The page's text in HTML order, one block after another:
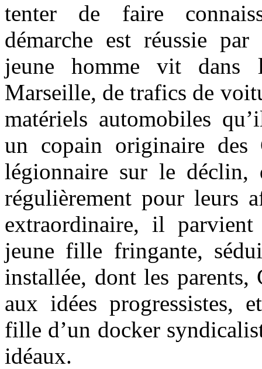
tenter de faire
démarche est réussie
jeune homme vit dans
Marseille, de trafics de
matériels automobiles
un copain originaire
légionnaire sur le déclin,
régulièrement pour leurs
extraordinaire, il
jeune fille fringante,
installée, dont les parents,
aux idées progressistes,
fille d’un docker
idéaux.